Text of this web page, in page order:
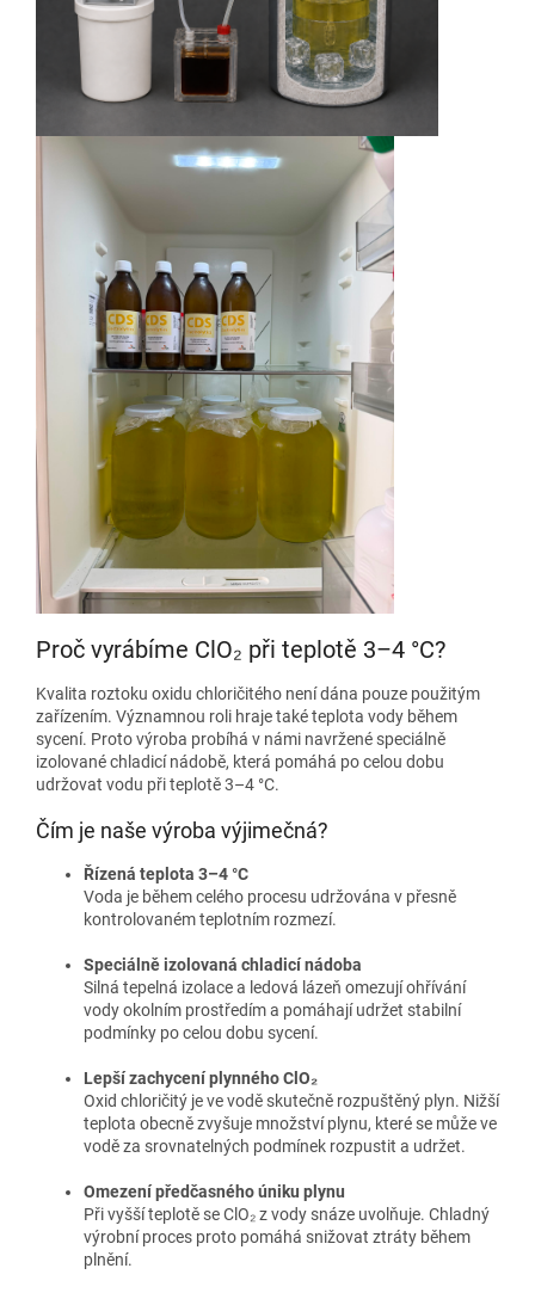
Proč vyrábíme ClO₂ při teplotě 3–4 °C?
Kvalita roztoku oxidu chloričitého není dána pouze použitým
zařízením. Významnou roli hraje také teplota vody během
sycení. Proto výroba probíhá v námi navržené speciálně
izolované chladicí nádobě, která pomáhá po celou dobu
udržovat vodu při teplotě 3–4 °C.
Čím je naše výroba výjimečná?
Řízená teplota 3–4 °C
Voda je během celého procesu udržována v přesně
kontrolovaném teplotním rozmezí.
Speciálně izolovaná chladicí nádoba
Silná tepelná izolace a ledová lázeň omezují ohřívání
vody okolním prostředím a pomáhají udržet stabilní
podmínky po celou dobu sycení.
Lepší zachycení plynného ClO₂
Oxid chloričitý je ve vodě skutečně rozpuštěný plyn. Nižší
teplota obecně zvyšuje množství plynu, které se může ve
vodě za srovnatelných podmínek rozpustit a udržet.
Omezení předčasného úniku plynu
Při vyšší teplotě se ClO₂ z vody snáze uvolňuje. Chladný
výrobní proces proto pomáhá snižovat ztráty během
plnění.